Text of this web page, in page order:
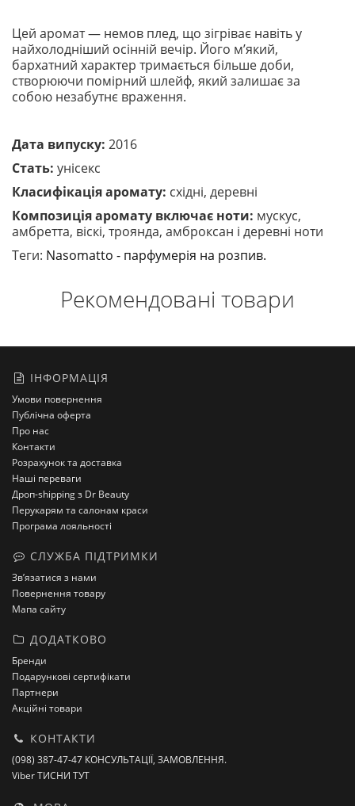
Цей аромат — немов плед, що зігріває навіть у
найхолодніший осінній вечір. Його м’який,
бархатний характер тримається більше доби,
створюючи помірний шлейф, який залишає за
собою незабутнє враження.
Дата випуску: 2016
Стать: унісекс
Класифікація аромату: східні, деревні
Композиція аромату включає ноти: мускус,
амбретта, віскі, троянда, амброксан і деревні ноти
Теги: Nasomatto - парфумерія на розпив.
Рекомендовані товари
ІНФОРМАЦІЯ
Умови повернення
Публічна оферта
Про нас
Контакти
Розрахунок та доставка
Наші переваги
Дроп-shipping з Dr Beauty
Перукарям та салонам краси
Програма лояльності
СЛУЖБА ПІДТРИМКИ
Зв’язатися з нами
Повернення товару
Мапа сайту
ДОДАТКОВО
Бренди
Подарункові сертифікати
Партнери
Акційні товари
КОНТАКТИ
(098) 387-47-47 КОНСУЛЬТАЦІЇ, ЗАМОВЛЕННЯ.
Viber ТИСНИ ТУТ